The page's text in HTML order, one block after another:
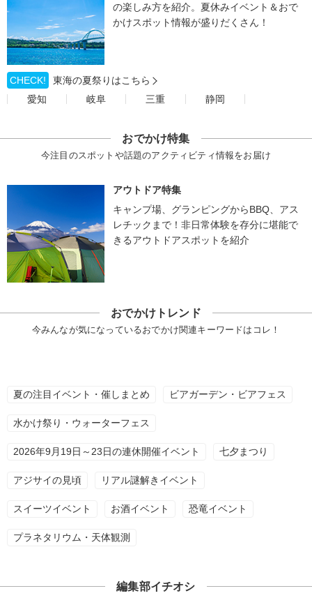
の楽しみ方を紹介。夏休みイベント＆おで
かけスポット情報が盛りだくさん！
CHECK!
東海の夏祭りはこちら
愛知
岐阜 三重 静岡
おでかけ特集
今注目のスポットや話題のアクティビティ情報をお届け
アウトドア特集
キャンプ場、グランピングからBBQ、アス
レチックまで！非日常体験を存分に堪能で
きるアウトドアスポットを紹介
おでかけトレンド
今みんなが気になっているおでかけ関連キーワードはコレ！
夏の注目イベント・催しまとめ ビアガーデン・ビアフェス
水かけ祭り・ウォーターフェス
2026年9月19日～23日の連休開催イベント 七夕まつり
アジサイの見頃 リアル謎解きイベント
スイーツイベント お酒イベント 恐竜イベント
プラネタリウム・天体観測
編集部イチオシ